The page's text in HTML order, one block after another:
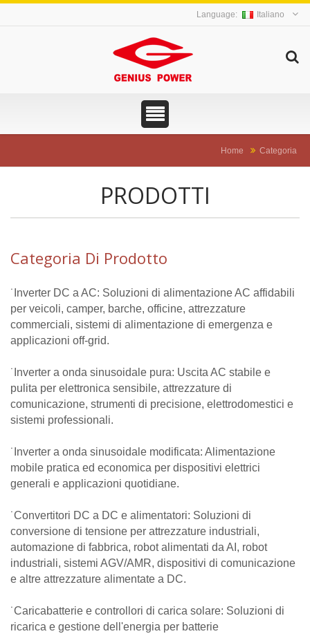
Italiano
Home Categoria
PRODOTTI
Categoria Di Prodotto
˙Inverter DC a AC: Soluzioni di alimentazione AC affidabili
per veicoli, camper, barche, officine, attrezzature
commerciali, sistemi di alimentazione di emergenza e
applicazioni off-grid.
˙Inverter a onda sinusoidale pura: Uscita AC stabile e
pulita per elettronica sensibile, attrezzature di
comunicazione, strumenti di precisione, elettrodomestici e
sistemi professionali.
˙Inverter a onda sinusoidale modificata: Alimentazione
mobile pratica ed economica per dispositivi elettrici
generali e applicazioni quotidiane.
˙Convertitori DC a DC e alimentatori: Soluzioni di
conversione di tensione per attrezzature industriali,
automazione di fabbrica, robot alimentati da AI, robot
industriali, sistemi AGV/AMR, dispositivi di comunicazione
e altre attrezzature alimentate a DC.
˙Caricabatterie e controllori di carica solare: Soluzioni di
ricarica e gestione dell'energia per batterie